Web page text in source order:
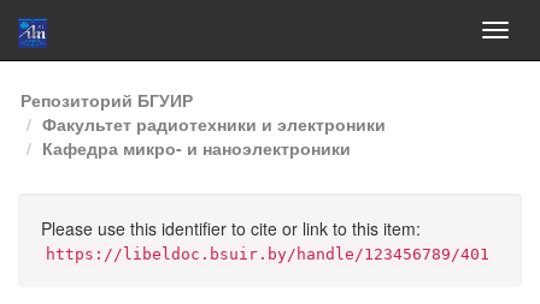
Skip
navigation
Репозиторий БГУИР
Факультет радиотехники и электроники
Кафедра микро- и наноэлектроники
Please use this identifier to cite or link to this item:
https://libeldoc.bsuir.by/handle/123456789/401